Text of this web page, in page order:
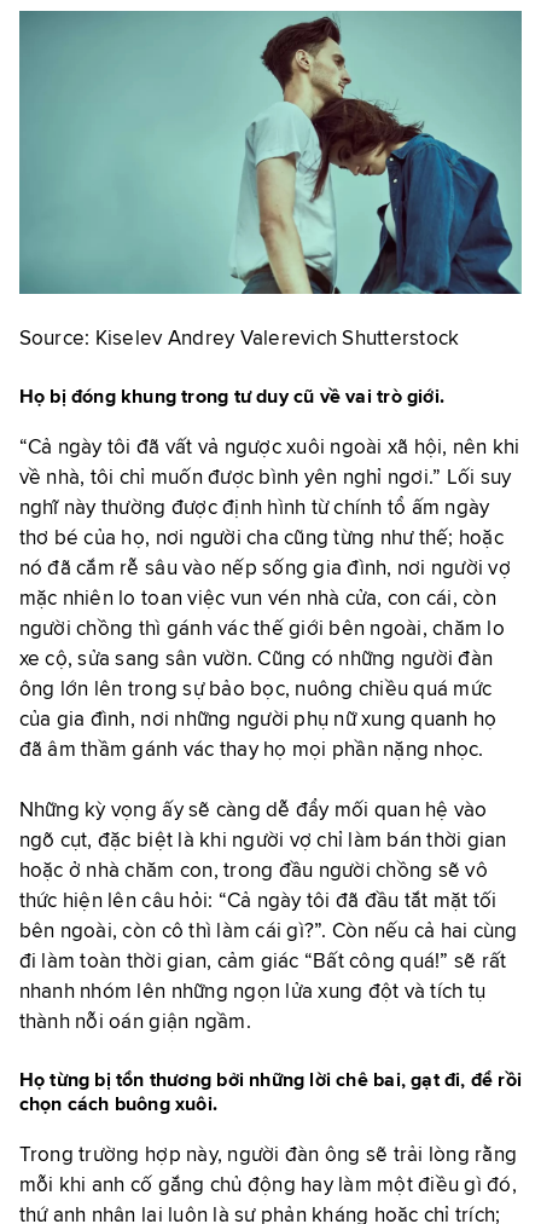
Source: Kiselev Andrey Valerevich Shutterstock
Họ bị đóng khung trong tư duy cũ về vai trò giới.
“Cả ngày tôi đã vất vả ngược xuôi ngoài xã hội, nên khi
về nhà, tôi chỉ muốn được bình yên nghỉ ngơi.” Lối suy
nghĩ này thường được định hình từ chính tổ ấm ngày
thơ bé của họ, nơi người cha cũng từng như thế; hoặc
nó đã cắm rễ sâu vào nếp sống gia đình, nơi người vợ
mặc nhiên lo toan việc vun vén nhà cửa, con cái, còn
người chồng thì gánh vác thế giới bên ngoài, chăm lo
xe cộ, sửa sang sân vườn. Cũng có những người đàn
ông lớn lên trong sự bảo bọc, nuông chiều quá mức
của gia đình, nơi những người phụ nữ xung quanh họ
đã âm thầm gánh vác thay họ mọi phần nặng nhọc.
Những kỳ vọng ấy sẽ càng dễ đẩy mối quan hệ vào
ngõ cụt, đặc biệt là khi người vợ chỉ làm bán thời gian
hoặc ở nhà chăm con, trong đầu người chồng sẽ vô
thức hiện lên câu hỏi: “Cả ngày tôi đã đầu tắt mặt tối
bên ngoài, còn cô thì làm cái gì?”. Còn nếu cả hai cùng
đi làm toàn thời gian, cảm giác “Bất công quá!” sẽ rất
nhanh nhóm lên những ngọn lửa xung đột và tích tụ
thành nỗi oán giận ngầm.
Họ từng bị tổn thương bởi những lời chê bai, gạt đi, để rồi
chọn cách buông xuôi.
Trong trường hợp này, người đàn ông sẽ trải lòng rằng
mỗi khi anh cố gắng chủ động hay làm một điều gì đó,
thứ anh nhận lại luôn là sự phản kháng hoặc chỉ trích;